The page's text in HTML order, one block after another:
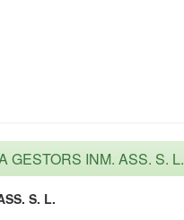
GESTORS INM. ASS. S. L.
S. L.